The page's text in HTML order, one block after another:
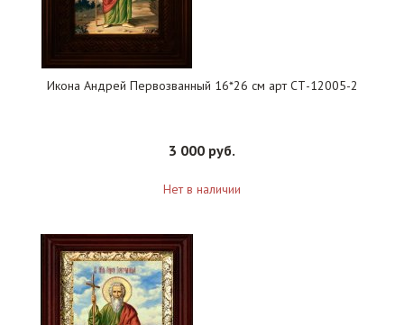
Икона Андрей Первозванный 16*26 см арт СТ-12005-2
3 000 руб.
Нет в наличии